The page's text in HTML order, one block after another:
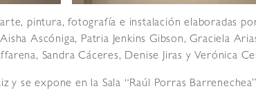
pintura, fotografía e instalación elaboradas
Ascóniga, Patria Jenkins Gibson, Graciela
Sandra Cáceres, Denise Jiras y Verónica
y se expone en la Sala “Raúl Porras